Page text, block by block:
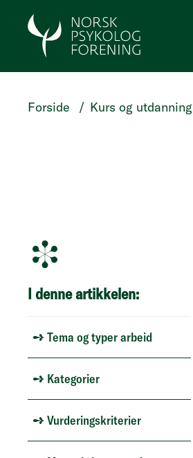
HOPP TIL HOVEDINNHOLD
Forside / Kurs og utdanning
I denne artikkelen:
Tema og typer arbeid
Kategorier
Vurderingskriterier